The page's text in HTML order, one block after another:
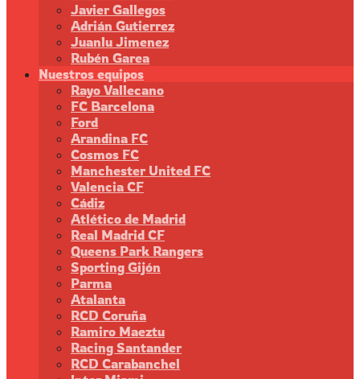
Javier Gallegos
Adrián Gutierrez
Juanlu Jimenez
Rubén Garea
Nuestros equipos
Rayo Vallecano
FC Barcelona
Ford
Arandina FC
Cosmos FC
Manchester United FC
Valencia CF
Cádiz
Atlético de Madrid
Real Madrid CF
Queens Park Rangers
Sporting Gijón
Parma
Atalanta
RCD Coruña
Ramiro Maeztu
Racing Santander
RCD Carabanchel